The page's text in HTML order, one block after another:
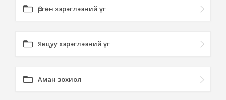
Өргөн хэрэглээний үг
Явцуу хэрэглээний үг
Аман зохиол